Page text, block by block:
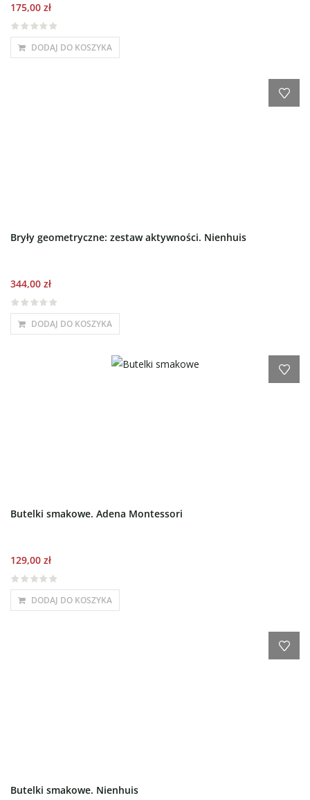
175,00 zł
DODAJ DO KOSZYKA
Bryły geometryczne: zestaw aktywności. Nienhuis
344,00 zł
DODAJ DO KOSZYKA
Butelki smakowe. Adena Montessori
129,00 zł
DODAJ DO KOSZYKA
Butelki smakowe. Nienhuis